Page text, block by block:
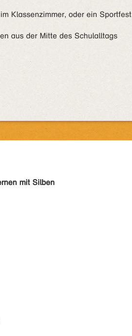
Klassenzimmer, oder ein Sportfest
aus der Mitte des Schulalltags
mit Silben